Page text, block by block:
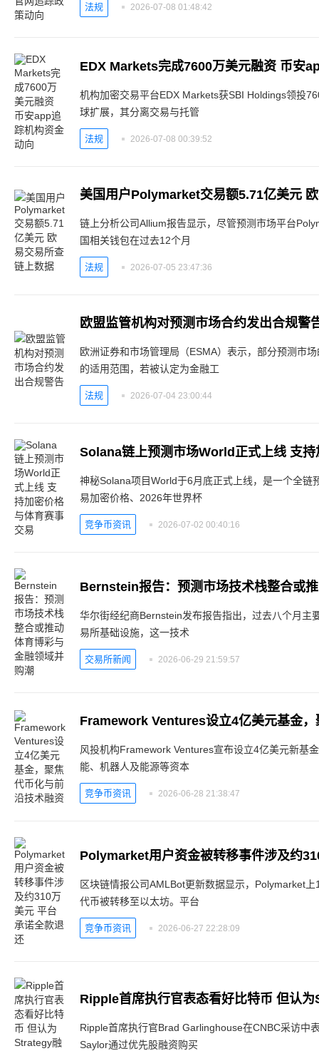
法规 2026-07-08 01:48:42
EDX Markets完成7600万美元融资 币安
机构加密交易平台EDX Markets获SBI Holdings领投
球扩展，其分离交易与托管
法规 2026-07-08 00:39:52
美国用户Polymarket交易额5.71亿美元
链上分析公司Allium报告显示，尽管预测市场平台
国相关钱包在过去12个月
法规 2026-07-05 23:47:36
欧盟监管机构对预测市场合约发出合规警
欧洲证券和市场管理局（ESMA）表示，部分预测市
的适用范围，若被认定为金融工
法规 2026-07-04 23:00:44
Solana链上预测市场World正式上线 支
神秘Solana项目World于6月底正式上线，是一个全链
易加密价格、2026年世界杯
竞争币资讯 2026-07-02 00:40:16
Bernstein报告：预测市场技术栈整合或
华尔街经纪商Bernstein发布报告指出，过去八个月主
易所基础设施，这一技术
交易所新闻 2026-06-29 21:59:57
Framework Ventures设立4亿美元基金，
风投机构Framework Ventures宣布设立4亿美元新基
能、机器人及能源等资本
竞争币资讯 2026-06-28 21:38:47
Polymarket用户资金被转移事件涉及约
区块链情报公司AMLBot更新数据显示，Polymarket
代币被转移至以太坊。平台
竞争币资讯 2026-06-27 22:28:09
Ripple首席执行官Brad Garlinghouse在CNBC采访中
Saylor通过优先股融资购买